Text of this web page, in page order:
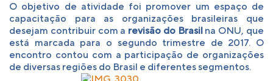
O objetivo de atividade foi promover um espaço de
capacitação para as organizações brasileiras que
desejam contribuir com a revisão do Brasil na ONU, que
está marcada para o segundo trimestre de 2017. O
encontro contou com a participação de organizações
de diversas regiões do Brasil e diferentes segmentos.